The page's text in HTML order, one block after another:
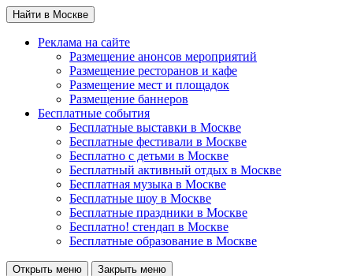
Найти в Москве
Реклама на сайте
Размещение анонсов мероприятий
Размещение ресторанов и кафе
Размещение мест и площадок
Размещение баннеров
Бесплатные события
Бесплатные выставки в Москве
Бесплатные фестивали в Москве
Бесплатно с детьми в Москве
Бесплатный активный отдых в Москве
Бесплатная музыка в Москве
Бесплатные шоу в Москве
Бесплатные праздники в Москве
Бесплатно! стендап в Москве
Бесплатные образование в Москве
Открыть меню Закрыть меню